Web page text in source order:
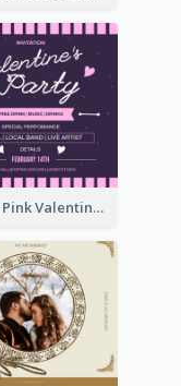
Lovely Pink Valentine Celebration Invitation Design Ideas